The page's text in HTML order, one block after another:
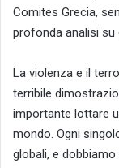
Comites Grecia,
profonda analisi
La violenza e il
terribile
importante lottare
mondo. Ogni
globali, e